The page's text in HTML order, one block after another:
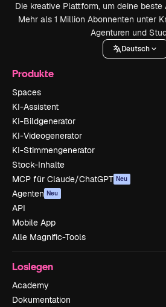
Die kreative Plattform, um deine
Mehr als 1 Million Abonnenten unter
Agenturen und
Deutsch
Produkte
Spaces
KI-Assistent
KI-Bildgenerator
KI-Videogenerator
KI-Stimmengenerator
Stock-Inhalte
MCP für Claude/ChatGPT Neu
Agenten Neu
API
Mobile App
Alle Magnific-Tools
Loslegen
Academy
Dokumentation